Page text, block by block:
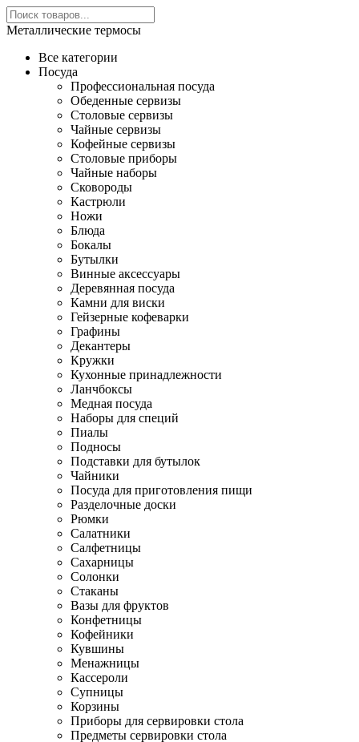
Металлические термосы
Все категории
Посуда
Профессиональная посуда
Обеденные сервизы
Столовые сервизы
Чайные сервизы
Кофейные сервизы
Столовые приборы
Чайные наборы
Сковороды
Кастрюли
Ножи
Блюда
Бокалы
Бутылки
Винные аксессуары
Деревянная посуда
Камни для виски
Гейзерные кофеварки
Графины
Декантеры
Кружки
Кухонные принадлежности
Ланчбоксы
Медная посуда
Наборы для специй
Пиалы
Подносы
Подставки для бутылок
Чайники
Посуда для приготовления пищи
Разделочные доски
Рюмки
Салатники
Салфетницы
Сахарницы
Солонки
Стаканы
Вазы для фруктов
Конфетницы
Кофейники
Кувшины
Менажницы
Кассероли
Супницы
Корзины
Приборы для сервировки стола
Предметы сервировки стола